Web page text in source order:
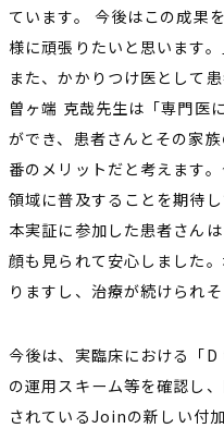
ています。 今後はこの成果
様に頑張りたいと思います。
また、かかりつけ医として
曽ヶ端 克哉先生は「専門医
ができ、患者さんとその家
番のメリットだと考えます
領域に普及することを期待
本実証に参加した患者さん
顔も見られて安心しました
りますし、治療が続けられ
今後は、実臨床における「
の運用スキーム等を確認し
されているJoinの新しい付